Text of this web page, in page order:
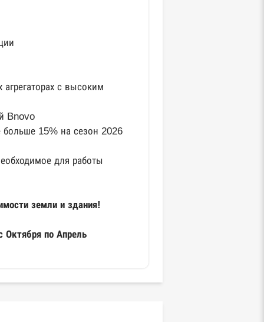
с высоким
Bnovo
больше 15% на сезон 2026
для работы
земли и здания!
Октября по Апрель